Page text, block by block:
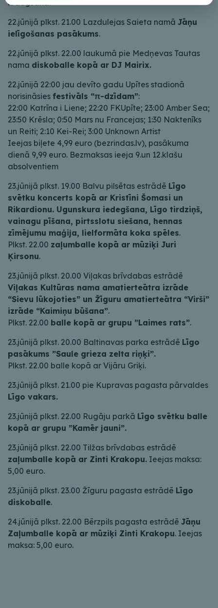
iedegšana.
22.jūnijā plkst. 21.00 Lazdulejas Saieta namā Jāņu
ielīgošanas pasākums.
22.jūnijā plkst. 22.00 laukumā pie Medņevas Tautas
nama diskoballe kopā ar DJ Mairix.
22.jūnijā 22:00 jau devīto gadu Upītes stadionā
norisināsies festivāls “π-dzīdam”:
22:00 Katrīna i Liene; 22:20 FKUpīte; 23:00 Amber Sea;
23:50 Krēsla; 0:50 Mars nu Francejas; 1:30 Naktenīks
un Reiti; 2:10 Kei-Rei; 3:00 Unknown Artist
Ieejas biļete 4,99 euro (bezrindas.lv), pasākuma
dienā 9,99 euro. Bezmaksas ieeja 9.un 12.klašu
absolventiem
23.jūnijā plkst. 19.00 Balvu pilsētas estrādē Līgo
svētku koncerts kopā ar Kristīni Šomasi un
Rikardionu. Ugunskura iedegšana, Līgo tirdziņš,
vainagu pīšana, pirtsslotu siešana, hennas
zīmējumu maģija, lielformāta koka spēles.
Plkst. 22.00 zaļumballe kopā ar mūziķi Juri
Ķirsonu.
23.jūnijā plkst. 20.00 Viļakas brīvdabas estrādē
Viļakas Kultūras nama amatierteātra izrāde
“Sievu lūkojoties” un Žīguru amatierteātra “Virši”
izrāde “Kaimiņu būšana”.
Plkst. 22.00 balle kopā ar grupu ”Laimes rats”.
23.jūnijā plkst. 20.00 Baltinavas parka estrādē Līgo
pasākums ”Saule grieza zelta riņķi”.
Plkst. 22.00 balle kopā ar Vijāru Griķi.
23.jūnijā plkst. 21.00 pie Kupravas pagasta pārvaldes
Līgo vakars.
23.jūnijā plkst. 22.00 Rugāju parkā Līgo svētku balle
kopā ar grupu ”Kamēr jauni”.
23.jūnijā plkst. 22.00 Tilžas brīvdabas estrādē
zaļumballe kopā ar Zinti Krakopu. Ieejas maksa:
5,00 euro.
23.jūnijā plkst. 23.00 Žīguru pagasta estrādē Līgo
diskoballe.
24.jūnijā plkst. 22.00 Bērzpils pagasta estrādē Jāņu
Zaļumballe kopā ar mūziķi Zinti Krakopu. Ieejas
maksa: 5,00 euro.